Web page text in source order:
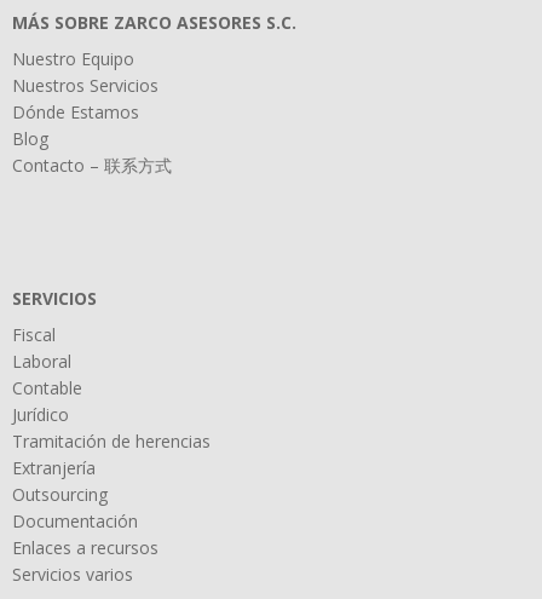
MÁS SOBRE ZARCO ASESORES S.C.
Nuestro Equipo
Nuestros Servicios
Dónde Estamos
Blog
Contacto – 联系方式
SERVICIOS
Fiscal
Laboral
Contable
Jurídico
Tramitación de herencias
Extranjería
Outsourcing
Documentación
Enlaces a recursos
Servicios varios